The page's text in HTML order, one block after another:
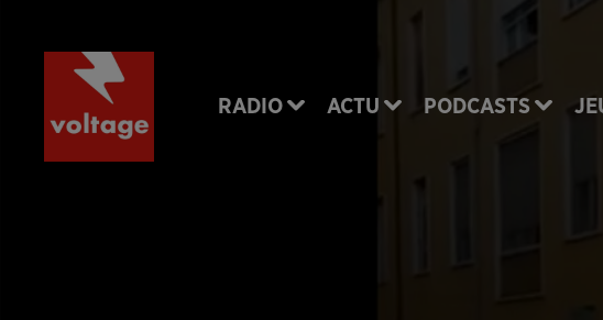
RADIO ACTU PODCASTS